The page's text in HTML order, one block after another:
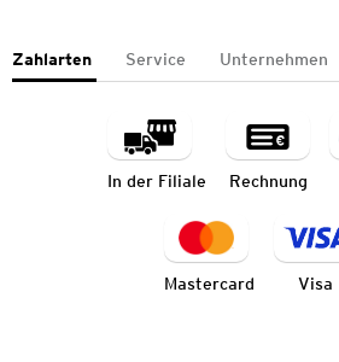
Zahlarten Service Unternehmen
In der Filiale Rechnung
Mastercard Visa